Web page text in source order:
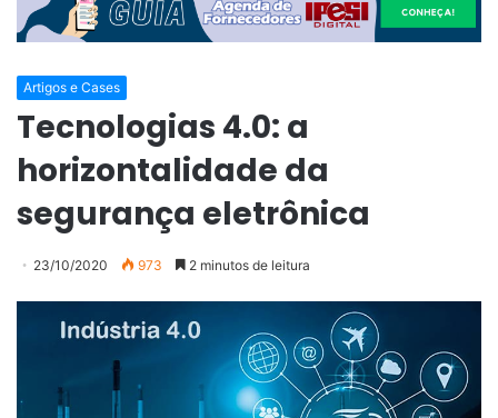
Artigos e Cases
Tecnologias 4.0: a
horizontalidade da
segurança eletrônica
23/10/2020 973 2 minutos de leitura